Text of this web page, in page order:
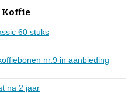
Koffie
60 stuks
nr.9 in aanbieding
na 2 jaar